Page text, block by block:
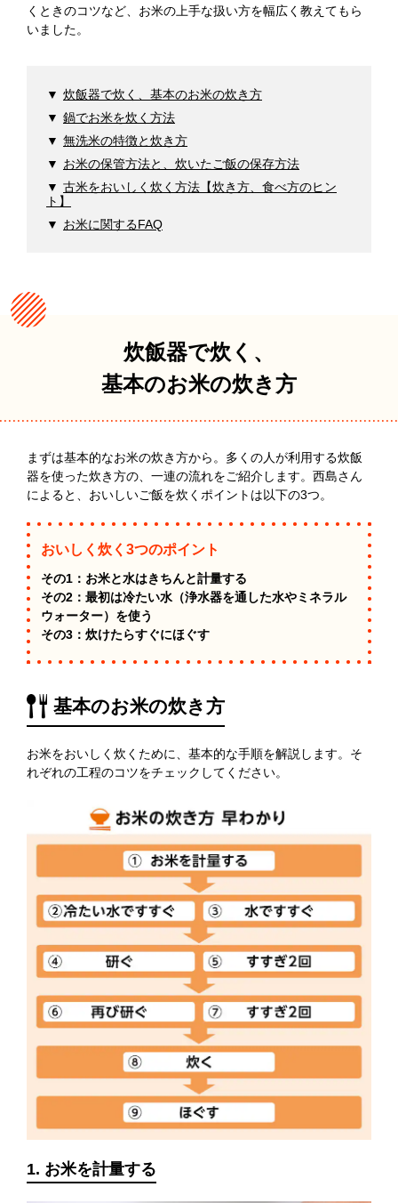
くときのコツなど、お米の上手な扱い方を幅広く教えてもら
いました。
炊飯器で炊く、基本のお米の炊き方
鍋でお米を炊く方法
無洗米の特徴と炊き方
お米の保管方法と、炊いたご飯の保存方法
古米をおいしく炊く方法【炊き方、食べ方のヒン
ト】
お米に関するFAQ
炊飯器で炊く、
基本のお米の炊き方
まずは基本的なお米の炊き方から。多くの人が利用する炊飯
器を使った炊き方の、一連の流れをご紹介します。西島さん
によると、おいしいご飯を炊くポイントは以下の3つ。
おいしく炊く3つのポイント
その1：お米と水はきちんと計量する
その2：最初は冷たい水（浄水器を通した水やミネラル
ウォーター）を使う
その3：炊けたらすぐにほぐす
基本のお米の炊き方
お米をおいしく炊くために、基本的な手順を解説します。そ
れぞれの工程のコツをチェックしてください。
1. お米を計量する